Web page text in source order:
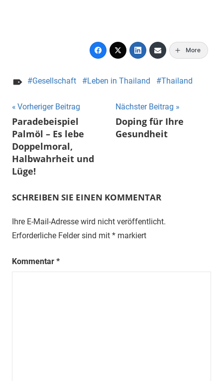
More
Gesellschaft Leben in Thailand Thailand
Beitragsnavigation
Vorheriger Beitrag
Paradebeispiel
Palmöl – Es lebe
Doppelmoral,
Halbwahrheit und
Lüge!
Nächster Beitrag
Doping für Ihre
Gesundheit
SCHREIBEN SIE EINEN KOMMENTAR
Ihre E-Mail-Adresse wird nicht veröffentlicht.
Erforderliche Felder sind mit * markiert
Kommentar *